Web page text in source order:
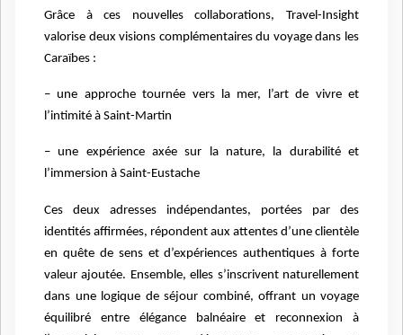
Grâce à ces nouvelles collaborations, Travel-Insight
valorise deux visions complémentaires du voyage dans les
Caraïbes :
– une approche tournée vers la mer, l’art de vivre et
l’intimité à Saint-Martin
– une expérience axée sur la nature, la durabilité et
l’immersion à Saint-Eustache
Ces deux adresses indépendantes, portées par des
identités affirmées, répondent aux attentes d’une clientèle
en quête de sens et d’expériences authentiques à forte
valeur ajoutée. Ensemble, elles s’inscrivent naturellement
dans une logique de séjour combiné, offrant un voyage
équilibré entre élégance balnéaire et reconnexion à